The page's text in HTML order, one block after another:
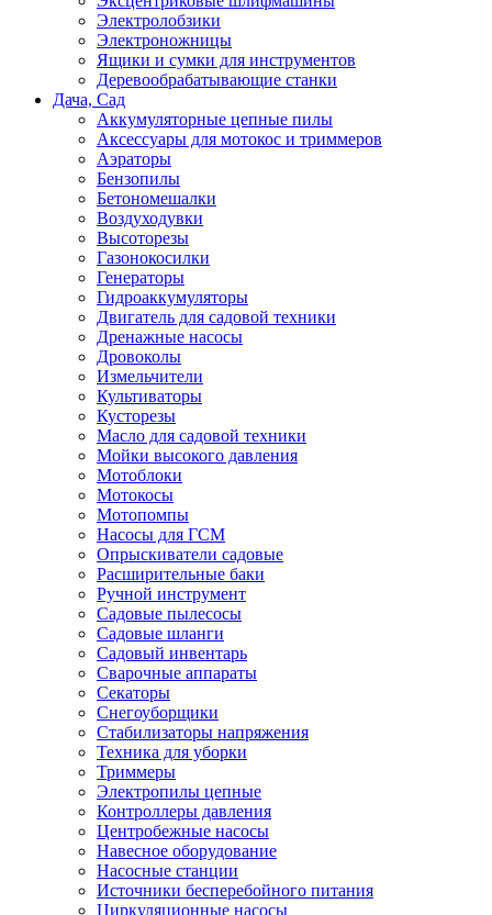
Электролобзики
Электроножницы
Ящики и сумки для инструментов
Деревообрабатывающие станки
Дача, Сад
Аккумуляторные цепные пилы
Аксессуары для мотокос и триммеров
Аэраторы
Бензопилы
Бетономешалки
Воздуходувки
Высоторезы
Газонокосилки
Генераторы
Гидроаккумуляторы
Двигатель для садовой техники
Дренажные насосы
Дровоколы
Измельчители
Культиваторы
Кусторезы
Масло для садовой техники
Мойки высокого давления
Мотоблоки
Мотокосы
Мотопомпы
Насосы для ГСМ
Опрыскиватели садовые
Расширительные баки
Ручной инструмент
Садовые пылесосы
Садовые шланги
Садовый инвентарь
Сварочные аппараты
Секаторы
Снегоуборщики
Стабилизаторы напряжения
Техника для уборки
Триммеры
Электропилы цепные
Контроллеры давления
Центробежные насосы
Навесное оборудование
Насосные станции
Источники бесперебойного питания
Циркуляционные насосы